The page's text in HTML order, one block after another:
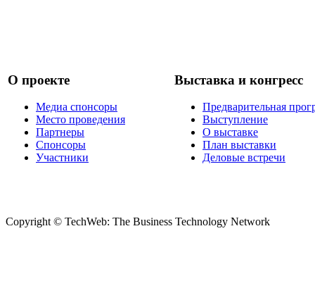
О проекте
Медиа спонсоры
Место проведения
Партнеры
Спонсоры
Участники
Выставка и конгресс
Предварительная
Выступление
О выставке
План выставки
Деловые встречи
Copyright © TechWeb: The Business Technology Network